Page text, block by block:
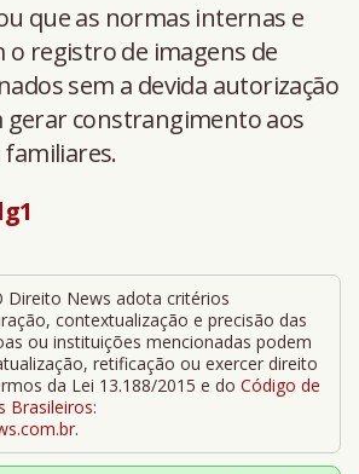
que as normas internas e
o registro de imagens de
sem a devida autorização
gerar constrangimento aos
familiares.
Direito News adota critérios
contextualização e precisão das
ou instituições mencionadas podem
retificação ou exercer direito
da Lei 13.188/2015 e do Código de
Brasileiros:
.